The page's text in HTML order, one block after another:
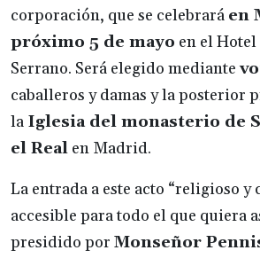
corporación, que se celebrará en
próximo 5 de mayo en el
Serrano. Será elegido mediante
caballeros y damas y la posterior
la Iglesia del monasterio de
el Real en Madrid.
La entrada a este acto “religioso y
accesible para todo el que quiera
presidido por Monseñor